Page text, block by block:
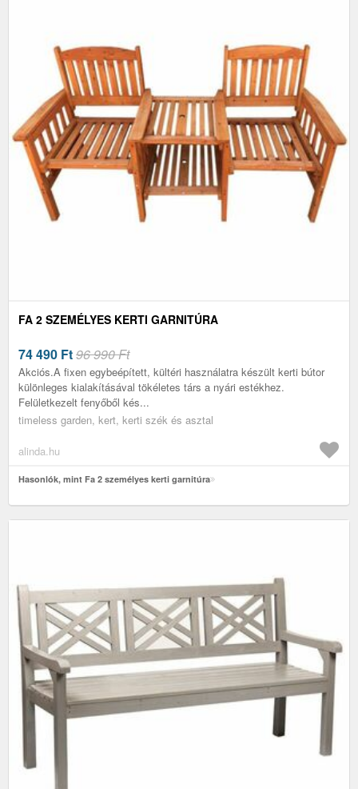
FA 2 SZEMÉLYES KERTI GARNITÚRA
74 490 Ft96 990 Ft
Akciós.A fixen egybeépített, kültéri használatra készült kerti bútor
különleges kialakításával tökéletes társ a nyári estékhez.
Felületkezelt fenyőből kés...
timeless garden, kert, kerti szék és asztal
alinda.hu
Hasonlók, mint Fa 2 személyes kerti garnitúra